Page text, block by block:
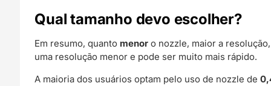
Qual tamanho devo escolher?
Em resumo, quanto menor o nozzle, maior a
uma resolução menor e pode ser muito mais rápido.
A maioria dos usuários optam pelo uso de nozzle de